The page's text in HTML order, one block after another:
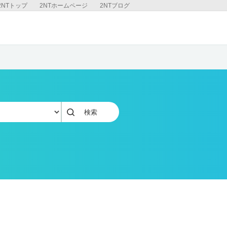
2NTブログ
2NTホームページ
トップ
検索